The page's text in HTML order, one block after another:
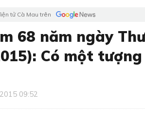
tử Cà Mau trên
68 năm ngày
Có một
09:52